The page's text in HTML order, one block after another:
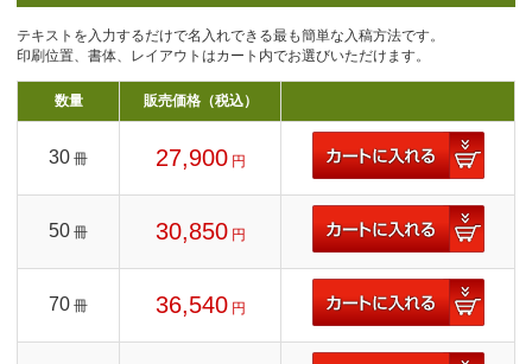
テキストを入力するだけで名入れできる最も簡単な入稿方法です。
印刷位置、書体、レイアウトはカート内でお選びいただけます。
数量 販売価格（税込）
30 冊 27,900 円
50 冊 30,850 円
70 冊 36,540 円